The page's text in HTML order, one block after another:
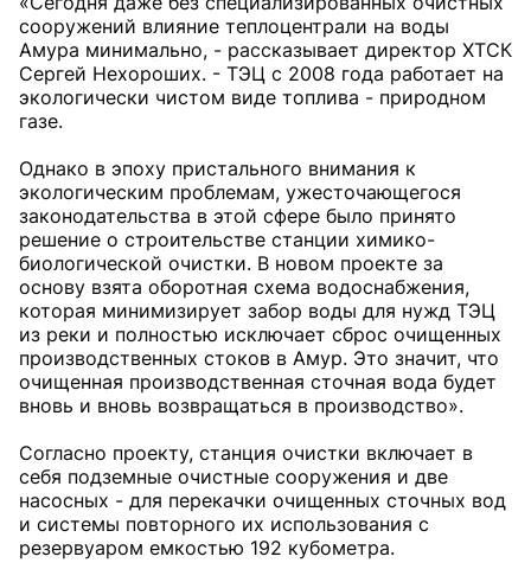
сооружений влияние теплоцентрали на воды
Амура минимально, - рассказывает директор ХТСК
Сергей Нехороших. - ТЭЦ с 2008 года работает на
экологически чистом виде топлива - природном
газе.
Однако в эпоху пристального внимания к
экологическим проблемам, ужесточающегося
законодательства в этой сфере было принято
решение о строительстве станции химико-
биологической очистки. В новом проекте за
основу взята оборотная схема водоснабжения,
которая минимизирует забор воды для нужд ТЭЦ
из реки и полностью исключает сброс очищенных
производственных стоков в Амур. Это значит, что
очищенная производственная сточная вода будет
вновь и вновь возвращаться в производство».
Согласно проекту, станция очистки включает в
себя подземные очистные сооружения и две
насосных - для перекачки очищенных сточных вод
и системы повторного их использования с
резервуаром емкостью 192 кубометра.